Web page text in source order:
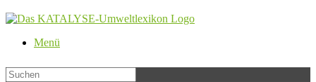
Menü